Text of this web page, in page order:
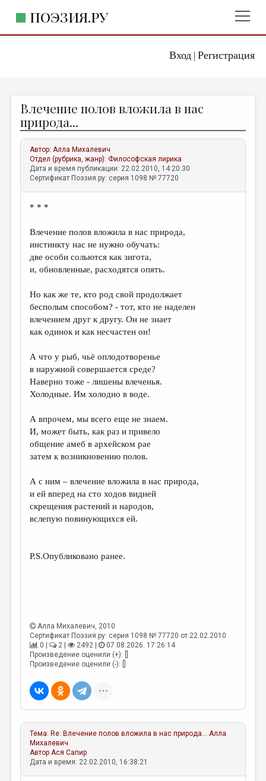
Вход| Регистрация
ПОЭЗИЯ.РУ
ЖАНРЫ
АВТОРЫ
КОММЕНТАРИИ
ЛИТСАЛОН
ОТДЕЛЫ И РУБРИКИ
ИЗБРАННОЕ
ПРОИЗВЕДЕНИЯ
ПЕРЕВОДЫ
ДЕТСКАЯ КОМНАТА
КНИЖНАЯ ПОЛКА
СТРАНИЦЫ ПАМЯТИ
ОБЪЯВЛЕНИЯ
РЕДКОЛЛЕГИЯ
ОТ РЕДАКЦИИ
ЭССЕИСТИКА
РЕЦЕНЗИРОВАНИЕ
ЦИКЛЫ ПУБЛИКАЦИЙ
ТРЕДИАКОВСКИЙ
МЕДИА
ВКОНТАКТЕ
Влечение полов вложила в нас
природа...
Автор:Алла Михалевич
Отдел (рубрика, жанр):Философская лирика
Дата и время публикации: 22.02.2010, 14:20:30
Сертификат Поэзия.ру: серия 1098 № 77720
* * *
Влечение полов вложила в нас природа,
инстинкту нас не нужно обучать:
две особи сольются как зигота,
и, обновленные, расходятся опять.
Но как же те, кто род свой продолжает
бесполым способом? - тот, кто не наделен
влечением друг к другу. Он не знает
как одинок и как несчастен он!
А что у рыб, чьё оплодотворенье
в наружной совершается среде?
Наверно тоже - лишены влеченья.
Холодные. Им холодно в воде.
А впрочем, мы всего еще не знаем.
И, может быть, как раз и привело
общение амеб в архейском рае
затем к возникновению полов.
А с ним – влечение вложила в нас природа,
и ей вперед на сто ходов видней
скрещения растений и народов,
вслепую повинующихся ей.
P.S.Опубликовано ранее.
Алла Михалевич, 2010
Сертификат Поэзия.ру: серия 1098 № 77720 от 22.02.2010
0 |
2 | 2492 |
07.08.2026. 17:26:14
Произведение оценили (+): []
Произведение оценили (-): []
Тема: Re: Влечение полов вложила в нас природа... Алла
Михалевич
АвторАся Сапир
Дата и время: 22.02.2010, 16:38:21